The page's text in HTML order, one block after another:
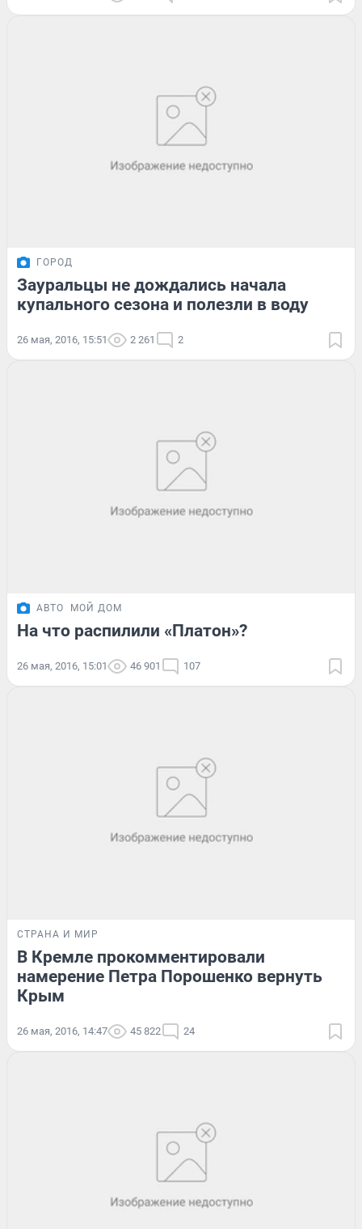
ГОРОД
Зауральцы не дождались начала
купального сезона и полезли в воду
26 мая, 2016, 15:51 2 261 2
АВТО МОЙ ДОМ
На что распилили «Платон»?
26 мая, 2016, 15:01 46 901 107
СТРАНА И МИР
В Кремле прокомментировали
намерение Петра Порошенко вернуть
Крым
26 мая, 2016, 14:47 45 822 24